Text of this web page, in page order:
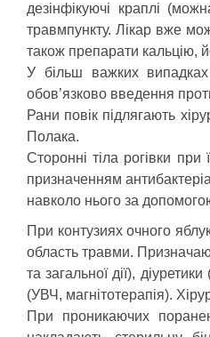
дезінфікуючі краплі
травмпункту. Лікар вже
також препарати кальцію,
У більш важких випадках
обов’язково введення
Рани повік підлягають
Полака.
Сторонні тіла рогівки
призначенням
навколо нього за допомогою
При контузиях очного
область травми.
та загальної дії),
(УВЧ, магнітотерапія).
При проникаючих